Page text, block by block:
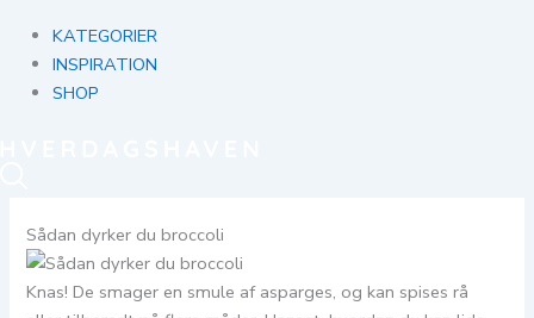
KATEGORIER
INSPIRATION
SHOP
Sådan dyrker du broccoli
Knas! De smager en smule af asparges, og kan spises rå